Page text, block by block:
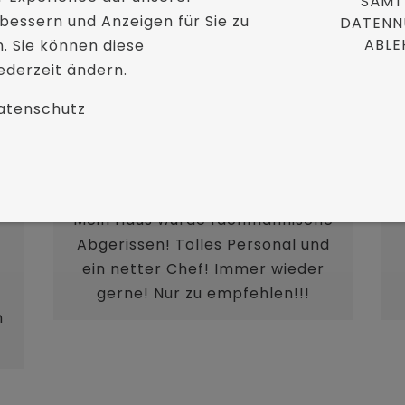
Mein Haus wurde fachmännische
Abgerissen! Tolles Personal und
ein netter Chef! Immer wieder
gerne! Nur zu empfehlen!!!
und Anzeigen für Sie zu
Sie können diese
ändern.